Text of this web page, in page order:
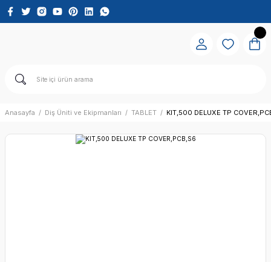
Anasayfa Diş Üniti ve Ekipmanları TABLET KIT,500 DELUXE TP